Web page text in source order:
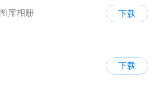
图库相册
下载
下载